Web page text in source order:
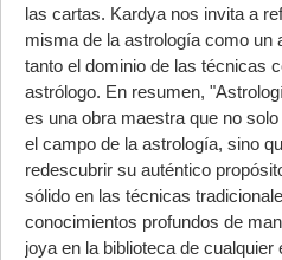
las cartas. Kardya nos invita a
misma de la astrología como un
tanto el dominio de las técnicas
astrólogo. En resumen,
es una obra maestra que no
el campo de la astrología, sino
redescubrir su auténtico
sólido en las técnicas
conocimientos profundos de
joya en la biblioteca de